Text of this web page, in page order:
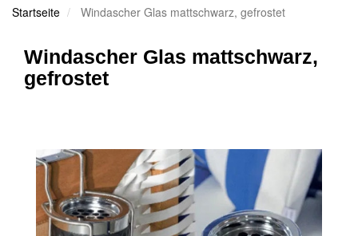
Startseite Windascher Glas mattschwarz, gefrostet
Windascher Glas mattschwarz,
gefrostet